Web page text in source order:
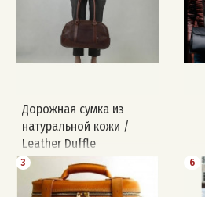
Дорожная сумка из
натуральной кожи /
Leather Duffle
3 6